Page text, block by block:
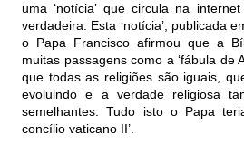
uma ‘notícia’ que circula na
verdadeira. Esta ‘notícia’, publicada
o Papa Francisco afirmou que a
muitas passagens como a ‘fábula de
que todas as religiões são iguais,
evoluindo e a verdade religiosa
semelhantes. Tudo isto o Papa
concílio vaticano II’.